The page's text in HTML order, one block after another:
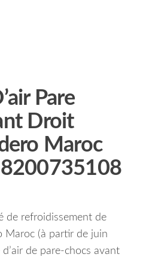
Pare
Droit
Maroc
de refroidissement de
Maroc (à partir de juin
de pare-chocs avant